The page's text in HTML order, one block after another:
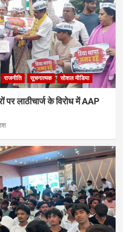
राजनीति सूचनात्मक सोशल मीडिया
लाठीचार्ज के विरोध में AAP